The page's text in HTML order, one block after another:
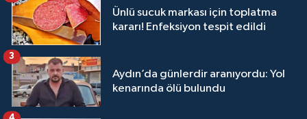
Ünlü sucuk markası için toplatma
kararı! Enfeksiyon tespit edildi
Aydın’da günlerdir aranıyordu: Yol
kenarında ölü bulundu
3